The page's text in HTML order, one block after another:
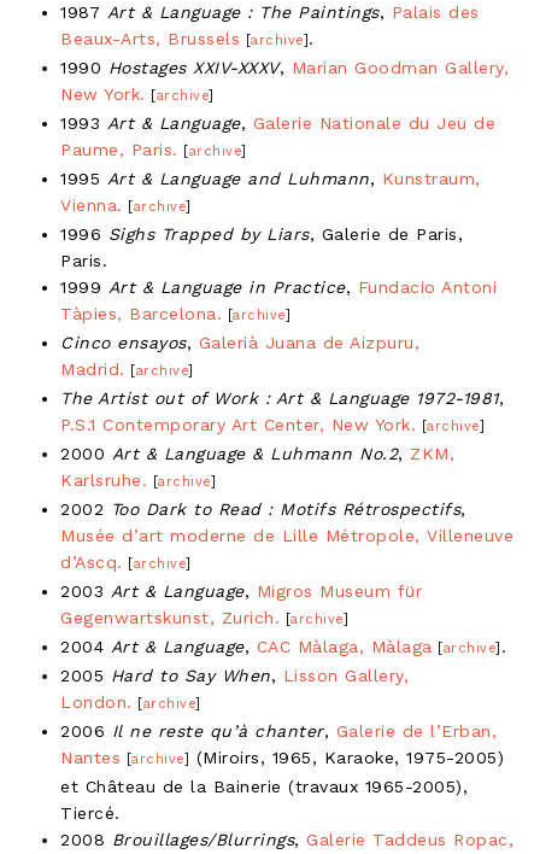
1987 Art & Language : The Paintings, Palais des
Beaux-Arts, Brussels [archive] .
1990 Hostages XXIV-XXXV, Marian Goodman Gallery,
New York.
[archive]
1993 Art & Language, Galerie Nationale du Jeu de
Paume, Paris.
[archive]
1995 Art & Language and Luhmann, Kunstraum,
Vienna.
[archive]
1996 Sighs Trapped by Liars, Galerie de Paris,
Paris.
1999 Art & Language in Practice, Fundacio Antoni
Tàpies, Barcelona. [archive]
Cinco ensayos, Galerià Juana de Aizpuru,
Madrid.
[archive]
The Artist out of Work : Art & Language 1972-1981,
P.S.1 Contemporary Art Center, New York. [archive]
2000 Art & Language & Luhmann No.2, ZKM,
Karlsruhe. [archive]
2002 Too Dark to Read : Motifs Rétrospectifs,
Musée d’art moderne de Lille Métropole, Villeneuve
d’Ascq.
[archive]
2003 Art & Language, Migros Museum für
Gegenwartskunst, Zurich. [archive]
2004 Art & Language, CAC Màlaga, Màlaga [archive] .
2005 Hard to Say When, Lisson Gallery,
London.
[archive]
2006 Il ne reste qu’à chanter, Galerie de l’Erban,
Nantes [archive]
(Miroirs, 1965, Karaoke, 1975-2005)
et Château de la Bainerie (travaux 1965-2005),
Tiercé.
2008 Brouillages/Blurrings, Galerie Taddeus Ropac,